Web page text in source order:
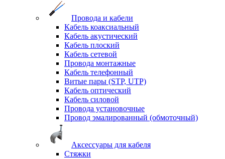
Провода и кабели
Кабель коаксиальный
Кабель акустический
Кабель плоский
Кабель сетевой
Провода монтажные
Кабель телефонный
Витые пары (STP, UTP)
Кабель оптический
Кабель силовой
Провода установочные
Провод эмалированный (обмоточный)
Аксессуары для кабеля
Стяжки